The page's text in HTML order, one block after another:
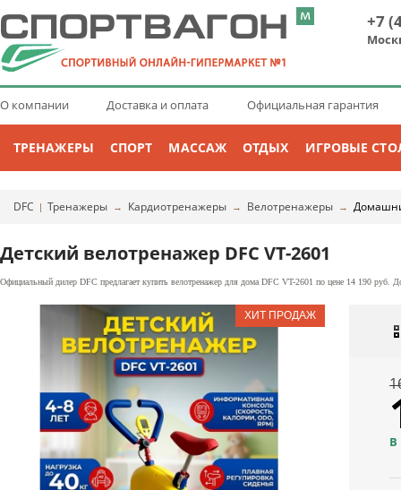
+7
О компании Доставка и оплата Официальная гарантия
ТРЕНАЖЕРЫ СПОРТ МАССАЖ ОТДЫХ ИГРОВЫЕ
DFC | Тренажеры → Кардиотренажеры → Велотренажеры →
Детский велотренажер DFC VT-2601
Официальный дилер DFC предлагает купить велотренажер для дома DFC VT-2601 по цене 14 190 руб.